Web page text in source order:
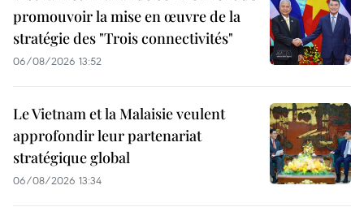
promouvoir la mise en œuvre de la
stratégie des "Trois connectivités"
06/08/2026 13:52
Le Vietnam et la Malaisie veulent
approfondir leur partenariat
stratégique global
06/08/2026 13:34